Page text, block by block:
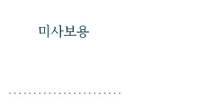
미사보용